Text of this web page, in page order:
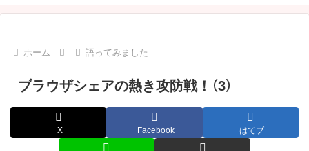
ホーム 語ってみました
ブラウザシェアの熱き攻防戦！（3）
X Facebook はてブ